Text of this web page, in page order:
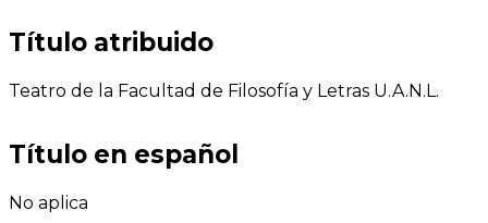
Título atribuido
Teatro de la Facultad de Filosofía y Letras U.A.N.L.
Título en español
No aplica